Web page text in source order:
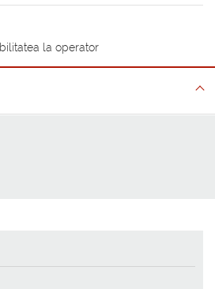
la operator